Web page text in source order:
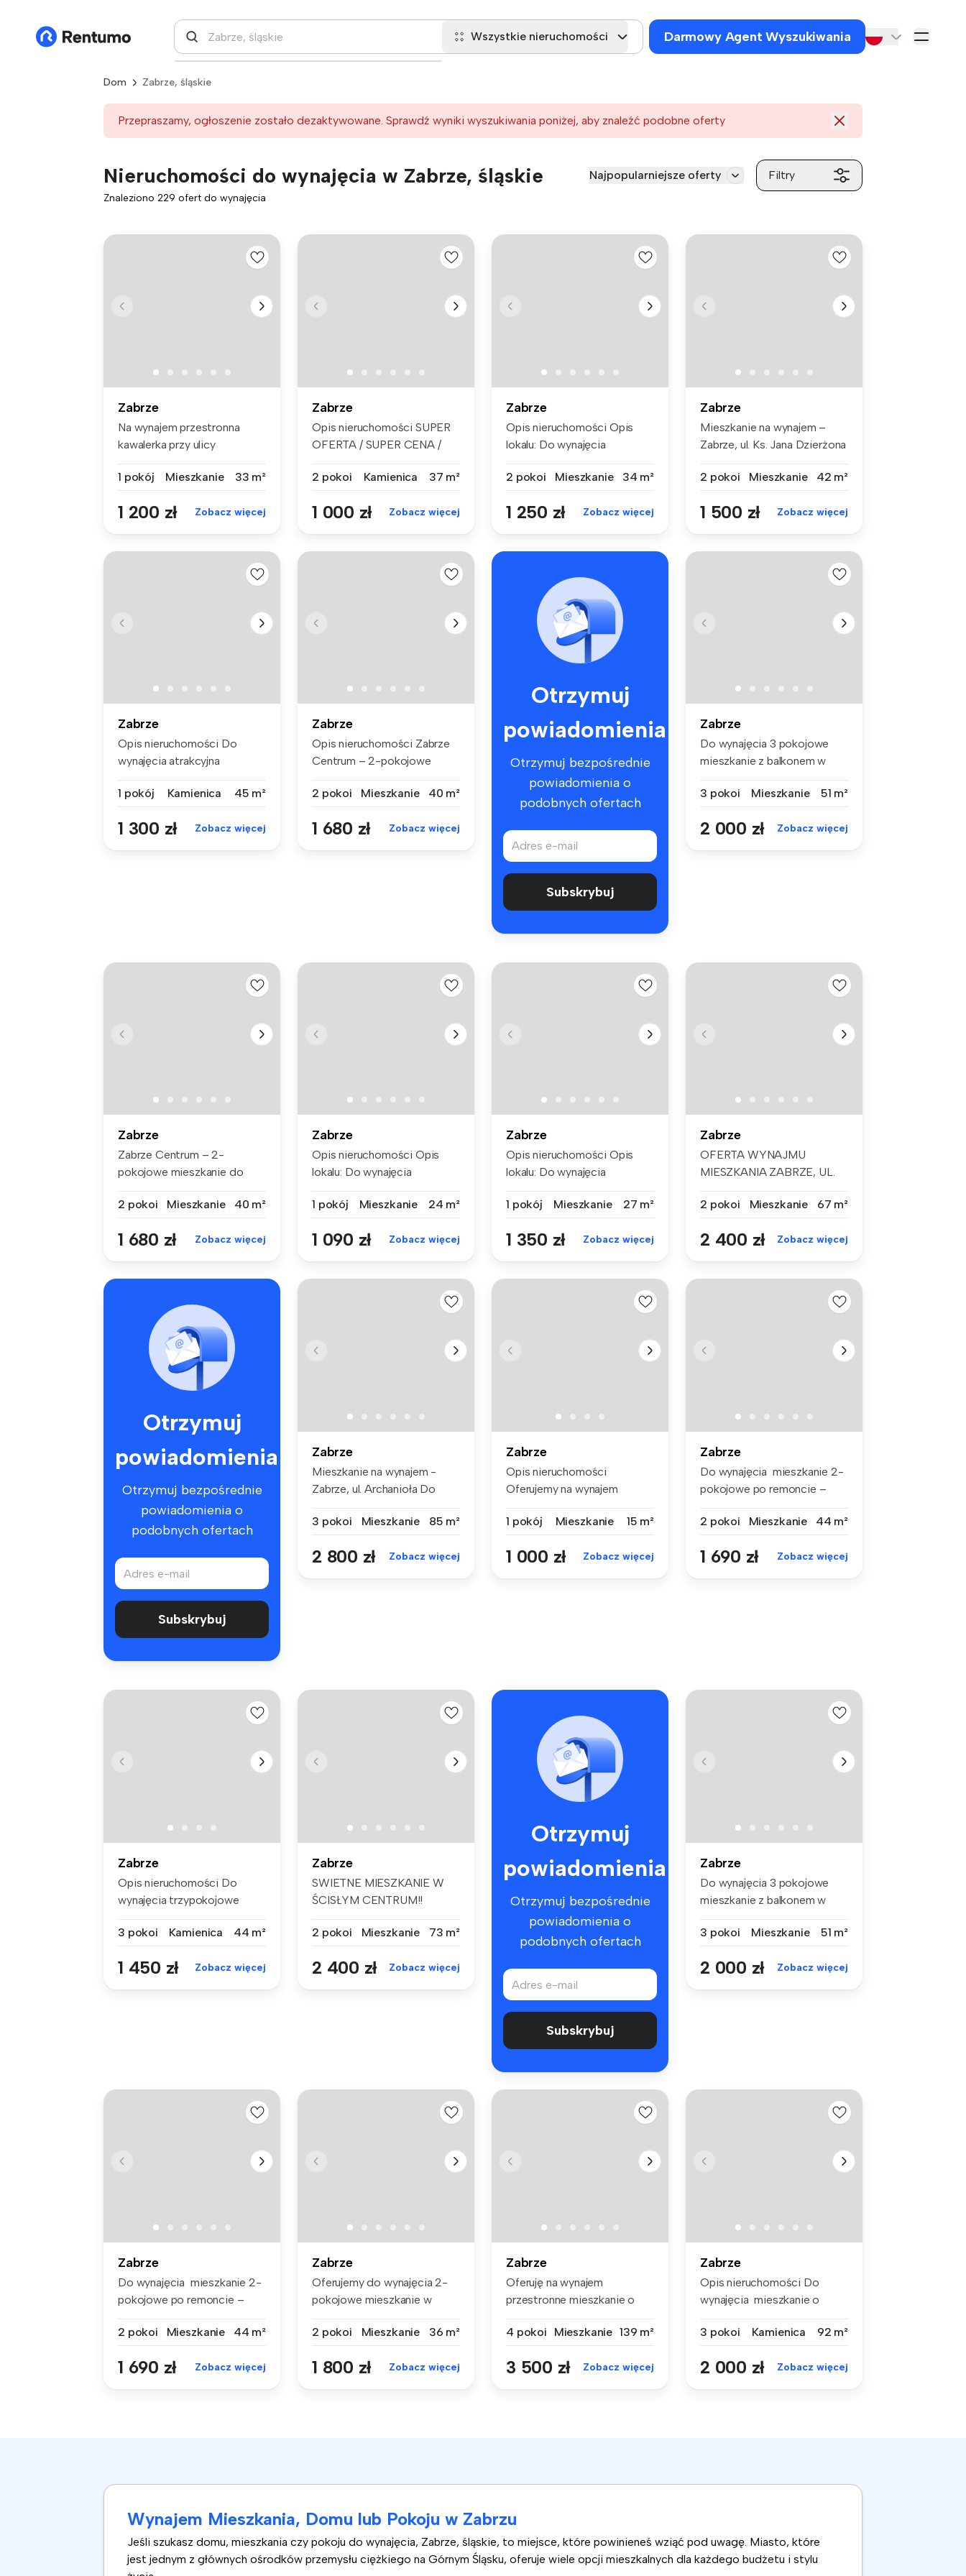
Wszystkie nieruchomości Darmowy Agent Wyszukiwania
Dom Zabrze, śląskie
Przepraszamy, ogłoszenie zostało dezaktywowane. Sprawdź wyniki wyszukiwania poniżej, aby znaleźć podobne oferty
Nieruchomości do wynajęcia w Zabrze, śląskie Najpopularniejsze oferty Filtry
Znaleziono 229 ofert do wynajęcia
Zabrze
Na wynajem przestronna
kawalerka przy ulicy
1 pokój
Mieszkanie 33 m²
1 200 zł Zobacz więcej
Zabrze
Opis nieruchomości SUPER
OFERTA / SUPER CENA /
2 pokoi
Kamienica 37 m²
1 000 zł Zobacz więcej
Zabrze
Opis nieruchomości Opis
lokalu: Do wynajęcia
2 pokoi
Mieszkanie 34 m²
1 250 zł Zobacz więcej
Zabrze
Mieszkanie na wynajem –
Zabrze, ul. Ks. Jana Dzierżona
2 pokoi
Mieszkanie 42 m²
1 500 zł Zobacz więcej
Zabrze
Opis nieruchomości Do
wynajęcia atrakcyjna
1 pokój
Kamienica 45 m²
1 300 zł Zobacz więcej
Zabrze
Opis nieruchomości Zabrze
Centrum – 2-pokojowe
2 pokoi
Mieszkanie 40 m²
1 680 zł Zobacz więcej
Otrzymuj
powiadomienia
Otrzymuj bezpośrednie
powiadomienia o
podobnych ofertach
Subskrybuj
Zabrze
Do wynajęcia 3 pokojowe
mieszkanie z balkonem w
3 pokoi
Mieszkanie 51 m²
2 000 zł Zobacz więcej
Zabrze
Zabrze Centrum – 2-
pokojowe mieszkanie do
2 pokoi
Mieszkanie 40 m²
1 680 zł Zobacz więcej
Zabrze
Opis nieruchomości Opis
lokalu: Do wynajęcia
1 pokój
Mieszkanie 24 m²
1 090 zł Zobacz więcej
Zabrze
Opis nieruchomości Opis
lokalu: Do wynajęcia
1 pokój
Mieszkanie 27 m²
1 350 zł Zobacz więcej
Zabrze
OFERTA WYNAJMU
MIESZKANIA ZABRZE, UL.
2 pokoi
Mieszkanie 67 m²
2 400 zł Zobacz więcej
Otrzymuj
powiadomienia
Otrzymuj bezpośrednie
powiadomienia o
podobnych ofertach
Subskrybuj
Zabrze
Mieszkanie na wynajem -
Zabrze, ul. Archanioła Do
3 pokoi
Mieszkanie 85 m²
2 800 zł Zobacz więcej
Zabrze
Opis nieruchomości
Oferujemy na wynajem
1 pokój
Mieszkanie 15 m²
1 000 zł Zobacz więcej
Zabrze
Do wynajęcia mieszkanie 2-
pokojowe po remoncie –
2 pokoi
Mieszkanie 44 m²
1 690 zł Zobacz więcej
Zabrze
Opis nieruchomości Do
wynajęcia trzypokojowe
3 pokoi
Kamienica 44 m²
1 450 zł Zobacz więcej
Zabrze
SWIETNE MIESZKANIE W
ŚCISŁYM CENTRUM!!
2 pokoi
Mieszkanie 73 m²
2 400 zł Zobacz więcej
Otrzymuj
powiadomienia
Otrzymuj bezpośrednie
powiadomienia o
podobnych ofertach
Subskrybuj
Zabrze
Do wynajęcia 3 pokojowe
mieszkanie z balkonem w
3 pokoi
Mieszkanie 51 m²
2 000 zł Zobacz więcej
Zabrze
Do wynajęcia mieszkanie 2-
pokojowe po remoncie –
2 pokoi
Mieszkanie 44 m²
1 690 zł Zobacz więcej
Zabrze
Oferujemy do wynajęcia 2-
pokojowe mieszkanie w
2 pokoi
Mieszkanie 36 m²
1 800 zł Zobacz więcej
Zabrze
Oferuję na wynajem
przestronne mieszkanie o
4 pokoi
Mieszkanie 139 m²
3 500 zł Zobacz więcej
Zabrze
Opis nieruchomości Do
wynajęcia mieszkanie o
3 pokoi
Kamienica 92 m²
2 000 zł Zobacz więcej
Wynajem Mieszkania, Domu lub Pokoju w Zabrzu
Jeśli szukasz domu, mieszkania czy pokoju do wynajęcia, Zabrze, śląskie, to miejsce, które powinieneś wziąć pod uwagę. Miasto, które
jest jednym z głównych ośrodków przemysłu ciężkiego na Górnym Śląsku, oferuje wiele opcji mieszkalnych dla każdego budżetu i stylu